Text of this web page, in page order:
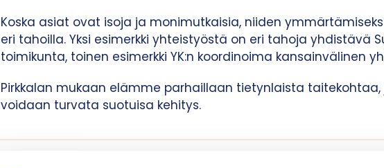
Koska asiat ovat isoja ja monimutkaisia, niiden
eri tahoilla. Yksi esimerkki yhteistyöstä on eri tahoja yhdistävä
toimikunta, toinen esimerkki YK:n koordinoima kansainvälinen
Pirkkalan mukaan elämme parhaillaan tietynlaista
voidaan turvata suotuisa kehitys.